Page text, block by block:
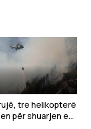
tre helikopterë
për shuarjen e